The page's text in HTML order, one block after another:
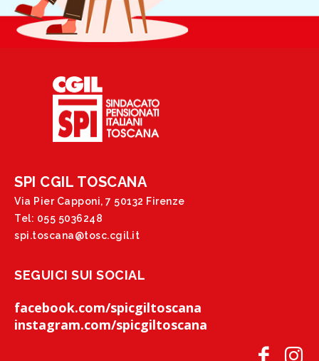
SPI CGIL TOSCANA
Via Pier Capponi, 7 50132 Firenze
Tel: 055 5036248
spi.toscana@tosc.cgil.it
SEGUICI SUI SOCIAL
facebook.com/spicgiltoscana
instagram.com/spicgiltoscana